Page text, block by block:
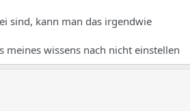
sind, kann man das irgendwie
meines wissens nach nicht einstellen